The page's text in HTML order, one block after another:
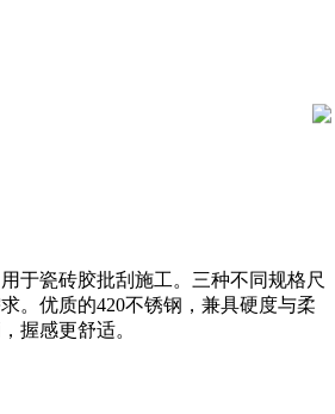
于瓷砖胶批刮施工。三种不同规格尺
。优质的420不锈钢，兼具硬度与柔
握感更舒适。